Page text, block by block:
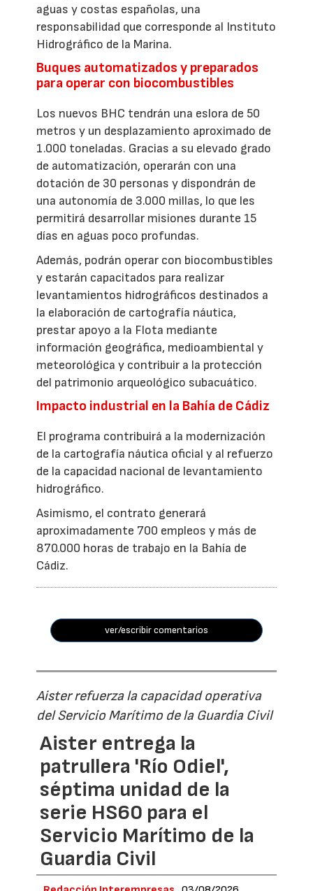
aguas y costas españolas, una
responsabilidad que corresponde al Instituto
Hidrográfico de la Marina.
Buques automatizados y preparados
para operar con biocombustibles
Los nuevos BHC tendrán una eslora de 50
metros y un desplazamiento aproximado de
1.000 toneladas. Gracias a su elevado grado
de automatización, operarán con una
dotación de 30 personas y dispondrán de
una autonomía de 3.000 millas, lo que les
permitirá desarrollar misiones durante 15
días en aguas poco profundas.
Además, podrán operar con biocombustibles
y estarán capacitados para realizar
levantamientos hidrográficos destinados a
la elaboración de cartografía náutica,
prestar apoyo a la Flota mediante
información geográfica, medioambiental y
meteorológica y contribuir a la protección
del patrimonio arqueológico subacuático.
Impacto industrial en la Bahía de Cádiz
El programa contribuirá a la modernización
de la cartografía náutica oficial y al refuerzo
de la capacidad nacional de levantamiento
hidrográfico.
Asimismo, el contrato generará
aproximadamente 700 empleos y más de
870.000 horas de trabajo en la Bahía de
Cádiz.
ver/escribir comentarios
Aister refuerza la capacidad operativa
del Servicio Marítimo de la Guardia Civil
Aister entrega la
patrullera 'Río Odiel',
séptima unidad de la
serie HS60 para el
Servicio Marítimo de la
Guardia Civil